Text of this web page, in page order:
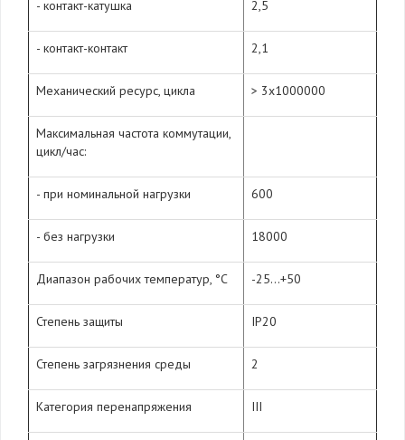
- контакт-катушка 2,5
- контакт-контакт 2,1
Механический ресурс, цикла > 3х1000000
Максимальная частота коммутации,
цикл/час:
- при номинальной нагрузки 600
- без нагрузки 18000
Диапазон рабочих температур, °С -25…+50
Степень защиты IP20
Степень загрязнения среды 2
Категория перенапряжения III